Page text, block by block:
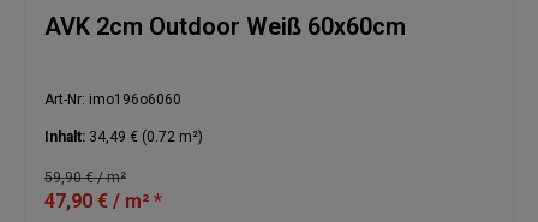
AVK 2cm Outdoor Weiß 60x60cm
Art-Nr: imo196o6060
Inhalt: 34,49 € (0.72 m²)
59,90 € / m²
47,90 € / m² *